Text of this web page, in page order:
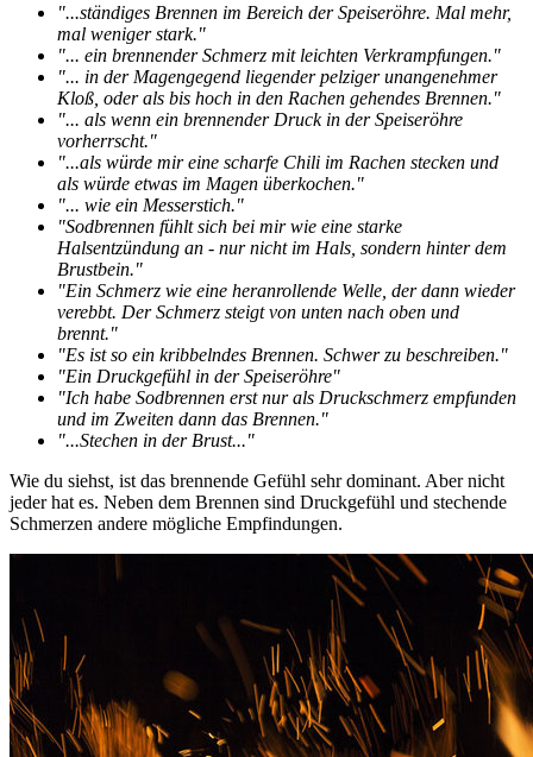
"...ständiges Brennen im Bereich der Speiseröhre. Mal mehr,
mal weniger stark."
"... ein brennender Schmerz mit leichten Verkrampfungen."
"... in der Magengegend liegender pelziger unangenehmer
Kloß, oder als bis hoch in den Rachen gehendes Brennen."
"... als wenn ein brennender Druck in der Speiseröhre
vorherrscht."
"...als würde mir eine scharfe Chili im Rachen stecken und
als würde etwas im Magen überkochen."
"... wie ein Messerstich."
"Sodbrennen fühlt sich bei mir wie eine starke
Halsentzündung an - nur nicht im Hals, sondern hinter dem
Brustbein."
"Ein Schmerz wie eine heranrollende Welle, der dann wieder
verebbt. Der Schmerz steigt von unten nach oben und
brennt."
"Es ist so ein kribbelndes Brennen. Schwer zu beschreiben."
"Ein Druckgefühl in der Speiseröhre"
"Ich habe Sodbrennen erst nur als Druckschmerz empfunden
und im Zweiten dann das Brennen."
"...Stechen in der Brust..."
Wie du siehst, ist das brennende Gefühl sehr dominant. Aber nicht
jeder hat es. Neben dem Brennen sind Druckgefühl und stechende
Schmerzen andere mögliche Empfindungen.